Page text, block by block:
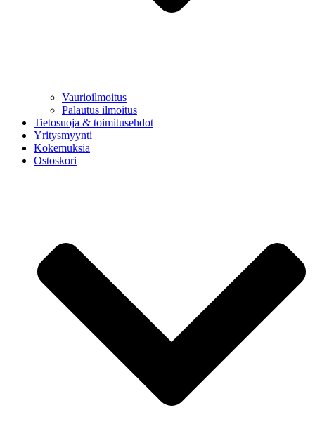
Vaurioilmoitus
Palautus ilmoitus
Tietosuoja & toimitusehdot
Yritysmyynti
Kokemuksia
Ostoskori